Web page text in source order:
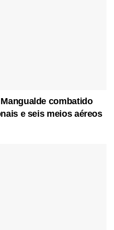
combatido
e seis meios aéreos